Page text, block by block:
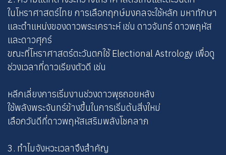
ในโหราศาสตร์ไทย การเลือกฤกษ์มงคลจะใช้หลัก มหาทักษา
และตำแหน่งของดาวพระเคราะห์ เช่น ดาวจันทร์ ดาวพฤหัส
และดาวศุกร์
ขณะที่โหราศาสตร์ตะวันตกใช้ Electional Astrology เพื่อดู
ช่วงเวลาที่ดาวเรียงตัวดี เช่น
หลีกเลี่ยงการเริ่มงานช่วงดาวพุธถอยหลัง
ใช้พลังพระจันทร์ข้างขึ้นในการเริ่มต้นสิ่งใหม่
เลือกวันดีที่ดาวพฤหัสเสริมพลังโชคลาภ
3. ทำไมจังหวะเวลาจึงสำคัญ